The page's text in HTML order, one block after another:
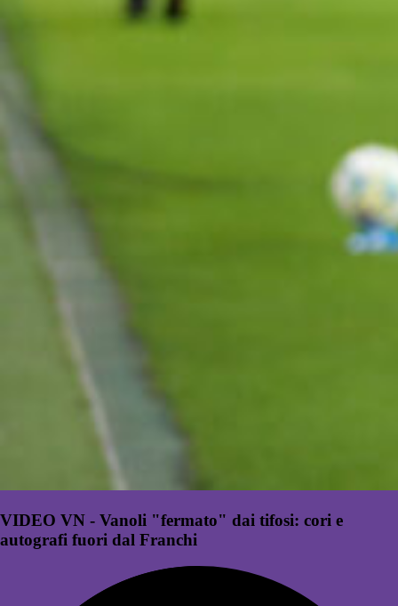
VIDEO VN - Vanoli "fermato" dai tifosi: cori e
autografi fuori dal Franchi